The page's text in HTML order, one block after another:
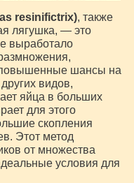
resinifictrix), также
лягушка, — это
выработало
шансы на
видов,
яйца в больших
для этого
скопления
Этот метод
от множества
условия для